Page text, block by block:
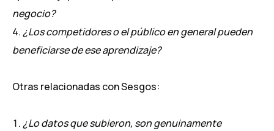
negocio?
¿Los competidores o el público en general pueden
beneficiarse de ese aprendizaje?
Otras relacionadas con Sesgos:
¿Lo datos que subieron, son genuinamente